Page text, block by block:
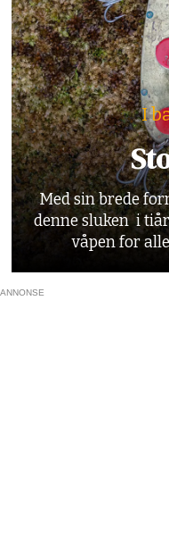
I
Med sin brede
denne sluken i
våpen for
ANNONSE